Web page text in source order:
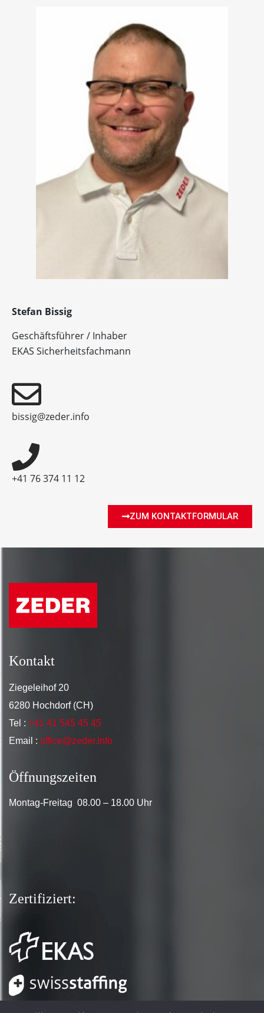
Stefan Bissig
Geschäftsführer / Inhaber
EKAS Sicherheitsfachmann
bissig@zeder.info
+41 76 374 11 12
ZUM KONTAKTFORMULAR
Kontakt
Ziegeleihof 20
6280 Hochdorf (CH)
Tel : +41 41 545 45 45
Email : office@zeder.info
Öffnungszeiten
Montag-Freitag 08.00 – 18.00 Uhr
Zertifiziert: